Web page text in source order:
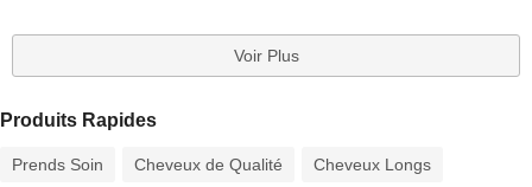
Voir Plus
Produits Rapides
Prends Soin Cheveux de Qualité Cheveux Longs